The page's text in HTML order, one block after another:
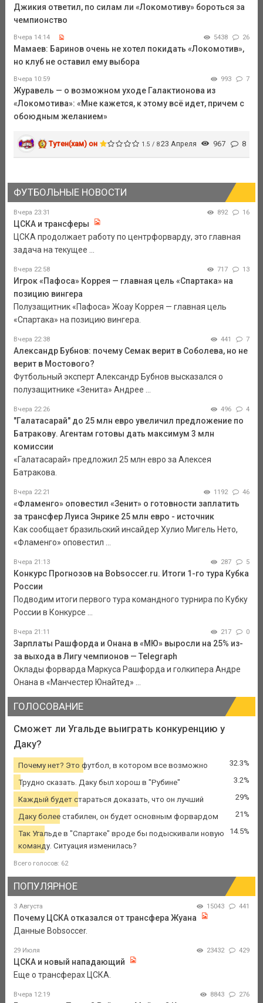
Джикия ответил, по силам ли «Локомотиву» бороться за
чемпионство
Вчера 14:14 5438 26
Мамаев: Баринов очень не хотел покидать «Локомотив»,
но клуб не оставил ему выбора
Вчера 10:59 993 7
Журавель — о возможном уходе Галактионова из
«Локомотива»: «Мне кажется, к этому всё идет, причем с
обоюдным желанием»
Тутен(хам) он 1.5 / 823 Апреля 967 8
ФУТБОЛЬНЫЕ НОВОСТИ
Вчера 23:31 892 16
ЦСКА и трансферы
ЦСКА продолжает работу по центрфорварду, это главная
задача на текущее ...
Вчера 22:58 717 13
Игрок «Пафоса» Коррея — главная цель «Спартака» на
позицию вингера
Полузащитник «Пафоса» Жоау Коррея — главная цель
«Спартака» на позицию вингера.
Вчера 22:38 441 7
Александр Бубнов: почему Семак верит в Соболева, но не
верит в Мостового?
Футбольный эксперт Александр Бубнов высказался о
полузащитнике «Зенита» Андрее ...
Вчера 22:26 496 4
"Галатасарай" до 25 млн евро увеличил предложение по
Батракову. Агентам готовы дать максимум 3 млн
комиссии
«Галатасарай» предложил 25 млн евро за Алексея
Батракова.
Вчера 22:21 1192 46
«Фламенго» оповестил «Зенит» о готовности заплатить
за трансфер Луиса Энрике 25 млн евро - источник
Как сообщает бразильский инсайдер Хулио Мигель Нето,
«Фламенго» оповестил ...
Вчера 21:13 287 5
Конкурс Прогнозов на Bobsoccer.ru. Итоги 1-го тура Кубка
России
Подводим итоги первого тура командного турнира по Кубку
России в Конкурсе ...
Вчера 21:11 217 0
Зарплаты Рашфорда и Онана в «МЮ» выросли на 25% из-
за выхода в Лигу чемпионов — Telegraph
Оклады форварда Маркуса Рашфорда и голкипера Андре
Онана в «Манчестер Юнайтед» ...
ГОЛОСОВАНИЕ
Сможет ли Угальде выиграть конкуренцию у
Даку?
Почему нет? Это футбол, в котором все возможно 32.3%
Трудно сказать. Даку был хорош в "Рубине" 3.2%
Каждый будет стараться доказать, что он лучший 29%
Даку более стабилен, он будет основным форвардом 21%
Так Угальде в "Спартаке" вроде бы подыскивали новую
команду. Ситуация изменилась?
14.5%
Всего голосов: 62
ПОПУЛЯРНОЕ
3 Августа 15043 441
Почему ЦСКА отказался от трансфера Жуана
Данные Bobsoccer.
29 Июля 23432 429
ЦСКА и новый нападающий
Еще о трансферах ЦСКА.
Вчера 12:19 8843 276